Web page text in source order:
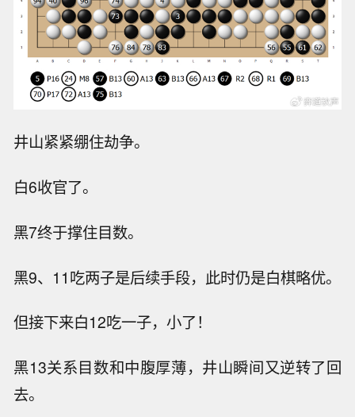
井山紧紧绷住劫争。
白6收官了。
黑7终于撑住目数。
黑9、11吃两子是后续手段，此时仍是白棋略优。
但接下来白12吃一子，小了！
黑13关系目数和中腹厚薄，井山瞬间又逆转了回
去。